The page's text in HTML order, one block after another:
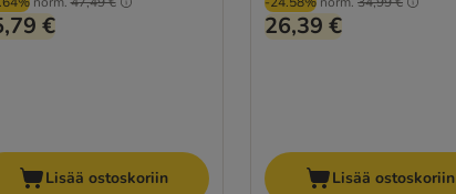
€
Lisää ostoskoriin
26,39 €
Lisää ostoskoriin